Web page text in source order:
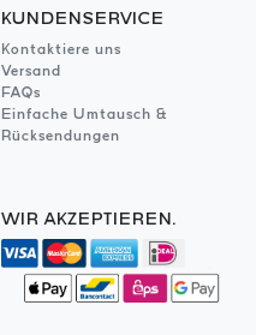
KUNDENSERVICE
Kontaktiere uns
Versand
FAQs
Einfache Umtausch &
Rücksendungen
WIR AKZEPTIEREN.